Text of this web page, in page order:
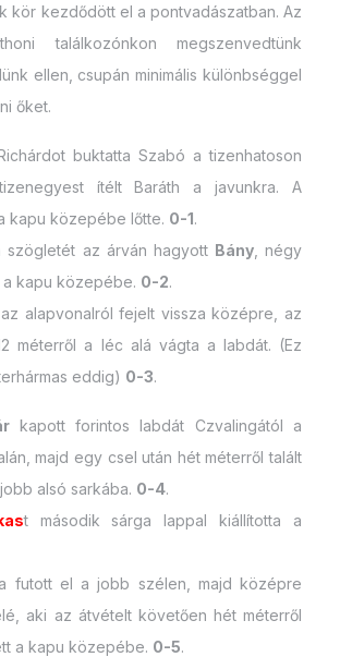
kör kezdődött el a pontvadászatban. Az
találkozónkon megszenvedtünk
ellen, csupán minimális különbséggel
őket.
buktatta Szabó a tizenhatoson
ítélt Baráth a javunkra. A
kapu közepébe lőtte. 0-1.
szögletét az árván hagyott Bány, négy
kapu közepébe. 0-2.
alapvonalról fejelt vissza középre, az
méterről a léc alá vágta a labdát. (Ez
eddig) 0-3.
kapott forintos labdát Czvalingától a
majd egy csel után hét méterről talált
alsó sarkába. 0-4.
t második sárga lappal kiállította a
futott el a jobb szélen, majd középre
aki az átvételt követően hét méterről
a kapu közepébe. 0-5.